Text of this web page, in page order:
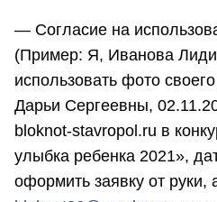
— Согласие на
(Пример: Я, Иванова
использовать фото
Дарьи Сергеевны,
bloknot-stavropol.ru в
улыбка ребенка 2021»,
оформить заявку от руки,